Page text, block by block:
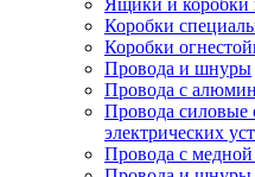
Ящики и коробки
Коробки
Коробки
Провода и шнуры
Провода с
Провода
электрических
Провода с